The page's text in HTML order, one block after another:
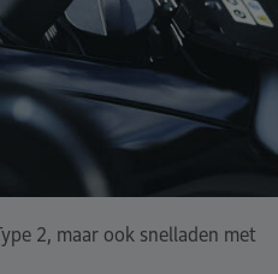
2, maar ook snelladen met